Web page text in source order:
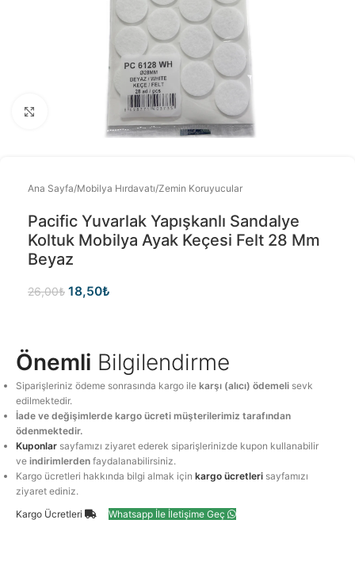
Büyütmek için tıklayınız
Ana Sayfa/Mobilya Hırdavatı/Zemin Koruyucular
Pacific Yuvarlak Yapışkanlı Sandalye
Koltuk Mobilya Ayak Keçesi Felt 28 Mm
Beyaz
26,00₺ 18,50₺
Önemli Bilgilendirme
Siparişleriniz ödeme sonrasında kargo ilekarşı (alıcı) ödemeli sevk
edilmektedir.
İade ve değişimlerde kargo ücreti müşterilerimiz tarafından
ödenmektedir.
Kuponlar sayfamızı ziyaret ederek siparişlerinizde kupon kullanabilir
veindirimlerden faydalanabilirsiniz.
Kargo ücretleri hakkında bilgi almak içinkargo ücretleri sayfamızı
ziyaret ediniz.
Kargo Ücretleri
Whatsapp İle İletişime Geç